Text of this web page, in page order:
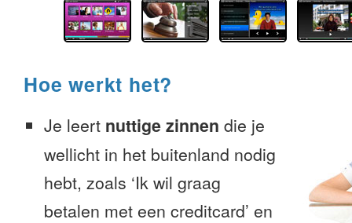
Hoe werkt het?
Je leert nuttige zinnen die je
wellicht in het buitenland nodig
hebt, zoals ‘Ik wil graag
betalen met een creditcard’ en